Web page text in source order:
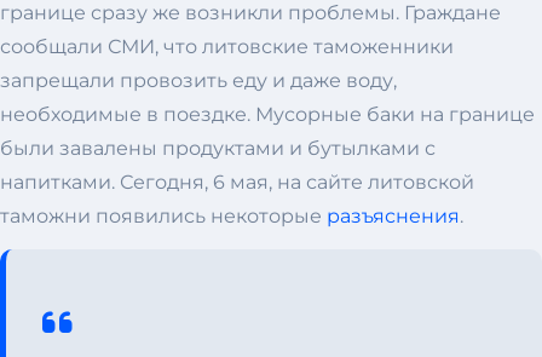
границе сразу же возникли проблемы. Граждане
сообщали СМИ, что литовские таможенники
запрещали провозить еду и даже воду,
необходимые в поездке. Мусорные баки на границе
были завалены продуктами и бутылками с
напитками. Сегодня, 6 мая, на сайте литовской
таможни появились некоторые разъяснения.